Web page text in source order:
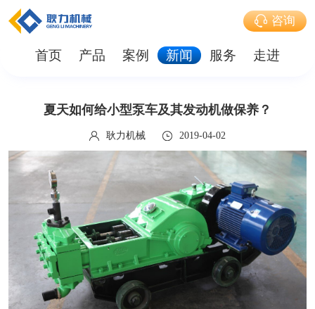
咨询
首页 产品 案例 新闻 服务 走进
夏天如何给小型泵车及其发动机做保养？
耿力机械 2019-04-02